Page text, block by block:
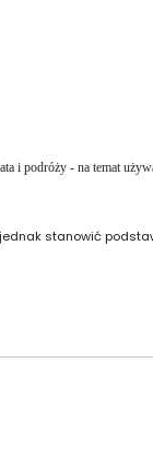
i podróży - na temat
stanowić